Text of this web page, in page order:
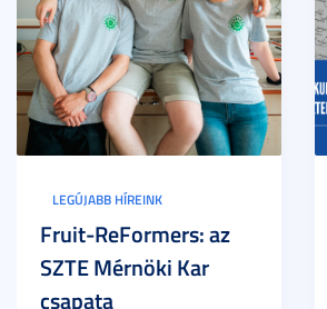
LEGÚJABB HÍREINK
Fruit-ReFormers: az
SZTE Mérnöki Kar
csapata